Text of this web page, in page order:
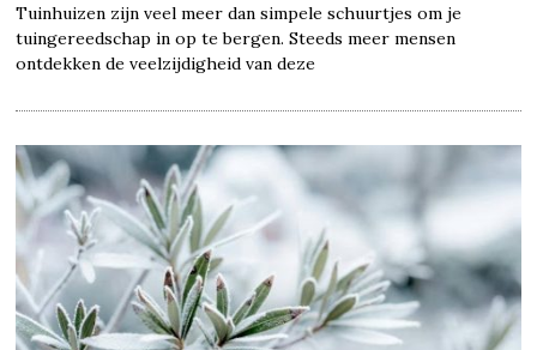
Tuinhuizen zijn veel meer dan simpele schuurtjes om je
tuingereedschap in op te bergen. Steeds meer mensen
ontdekken de veelzijdigheid van deze